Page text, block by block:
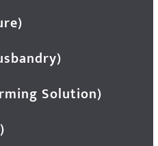
Solution)